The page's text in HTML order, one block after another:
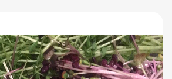
1 csomagnál több minisalátát
akkor kérheted egy nagyobb
kérlek jelezd a megrendeléskor!
törekvés: Az egészséges
az is, hogy a környezetünket is
Ezért az eldobható csomagolás
minél frissebben tartása)